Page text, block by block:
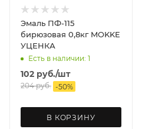
Эмаль ПФ-115
бирюзовая 0,8кг MOKKE
УЦЕНКА
Есть в наличии: 1
102 руб./шт
204руб. -50%
В КОРЗИНУ